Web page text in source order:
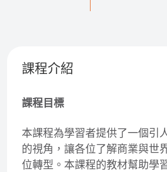
課程介紹
課程目標
本課程為學習者提供了一個引
的視角，讓各位了解商業與世
位轉型。本課程的教材幫助學